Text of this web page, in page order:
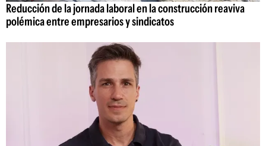
Reducción de la jornada laboral en la construcción reaviva
polémica entre empresarios y sindicatos